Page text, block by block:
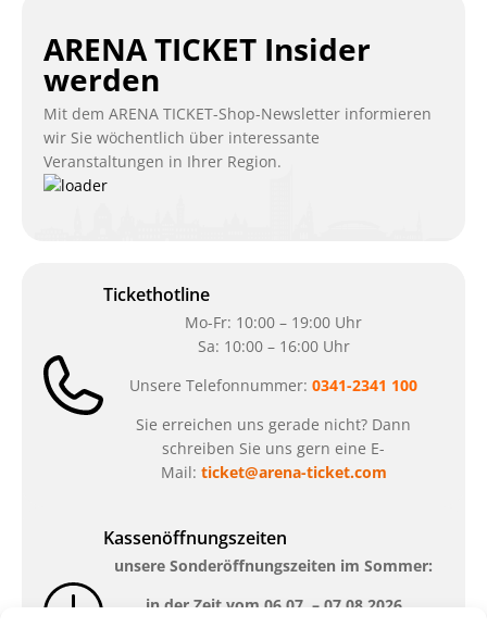
ARENA TICKET Insider
werden
Mit dem ARENA TICKET-Shop-Newsletter informieren
wir Sie wöchentlich über interessante
Veranstaltungen in Ihrer Region.
Tickethotline
Mo-Fr: 10:00 – 19:00 Uhr
Sa: 10:00 – 16:00 Uhr
Unsere Telefonnummer: 0341-2341 100
Sie erreichen uns gerade nicht? Dann
schreiben Sie uns gern eine E-
Mail: ticket@arena-ticket.com
Kassenöffnungszeiten
unsere Sonderöffnungszeiten im Sommer:
in der Zeit vom 06.07. – 07.08.2026